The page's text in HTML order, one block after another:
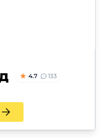
4.7 133